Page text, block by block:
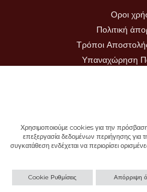
Οροι
Πολιτική
Τρόποι
Υπαναχώρηση
Χρησιμοποιούμε cookies για την
επεξεργασία δεδομένων περιήγησης για
συγκατάθεση ενδέχεται να περιορίσει
Cookie Ρυθμίσεις Απόρριψη